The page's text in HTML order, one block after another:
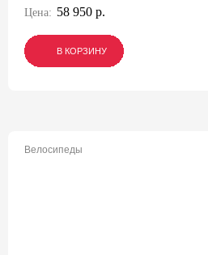
Цена: 58 950 р.
В КОРЗИНУ
В КОРЗИНУ
В КОРЗИНУ
Велосипеды